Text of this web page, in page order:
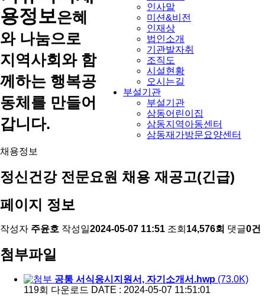
인사말
미션&비전
인재상
법인소개
기관발자취
조직도
시설현황
오시는길
부설기관
부설기관
삼동어린이집
삼동지역아동센터
삼동재가방문요양센터
용정보은혜
와 나눔으로
지역사회와 함
께하는 행복공
동체를 만들어
갑니다.
채용정보
정신건강 전문요원 채용 재공고(긴급)
페이지 정보
작성자 주윤호 작성일2024-05-07 11:51 조회 14,576회 댓글0건
첨부파일
공통 서식응시지원서, 자기소개서.hwp (73.0K)
119회 다운로드 DATE : 2024-05-07 11:51:01